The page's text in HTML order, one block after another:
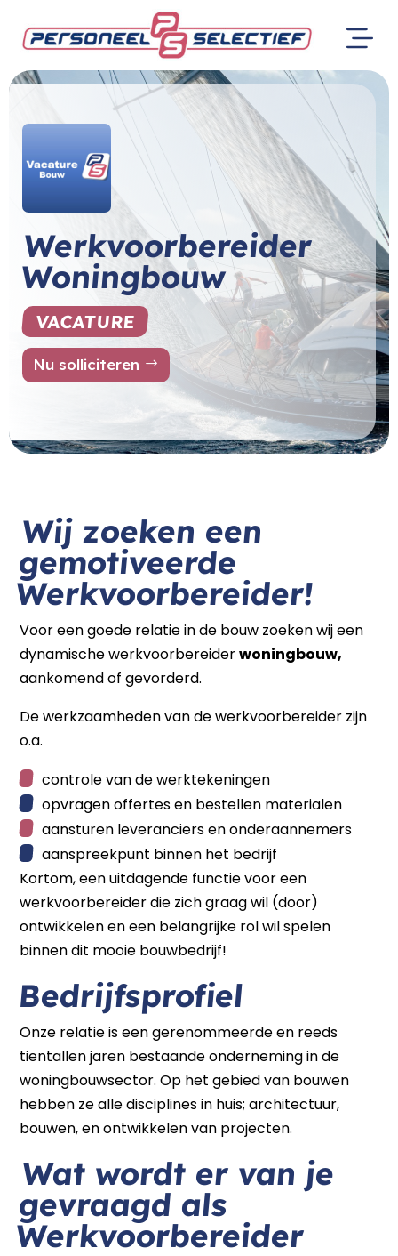
Werkvoorbereider
Woningbouw
VACATURE
Nu solliciteren
Wij zoeken een
gemotiveerde
Werkvoorbereider!
Voor een goede relatie in de bouw zoeken wij een
dynamische werkvoorbereiderwoningbouw,
aankomend of gevorderd.
De werkzaamheden van de werkvoorbereider zijn
o.a.
controle van de werktekeningen
opvragen offertes en bestellen materialen
aansturen leveranciers en onderaannemers
aanspreekpunt binnen het bedrijf
Kortom, een uitdagende functie voor een
werkvoorbereider die zich graag wil (door)
ontwikkelen en een belangrijke rol wil spelen
binnen dit mooie bouwbedrijf!
Bedrijfsprofiel
Onze relatie is een gerenommeerde en reeds
tientallen jaren bestaande onderneming in de
woningbouwsector. Op het gebied van bouwen
hebben ze alle disciplines in huis; architectuur,
bouwen, en ontwikkelen van projecten.
Wat wordt er van je
gevraagd als
Werkvoorbereider